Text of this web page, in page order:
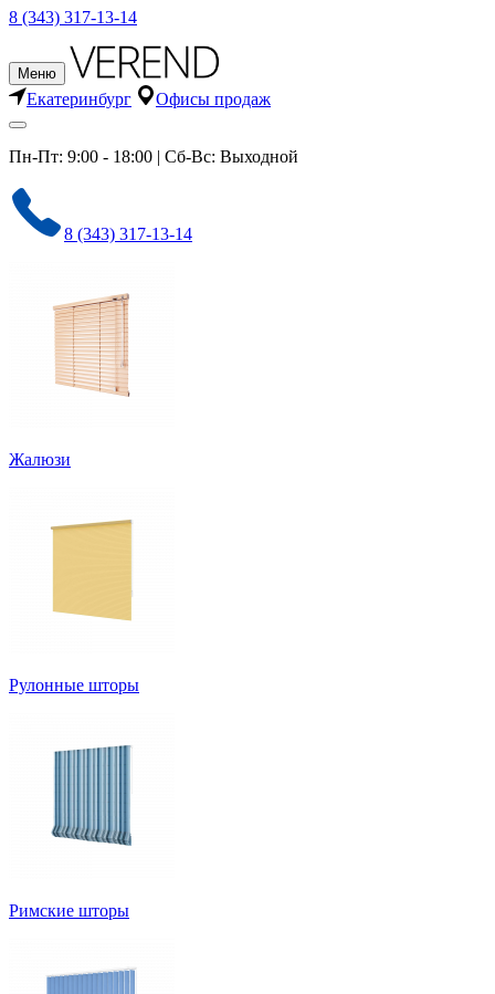
8 (343) 317-13-14
Меню
Екатеринбург Офисы продаж
Пн-Пт: 9:00 - 18:00 | Сб-Вс: Выходной
8 (343) 317-13-14
Жалюзи
Рулонные шторы
Римские шторы